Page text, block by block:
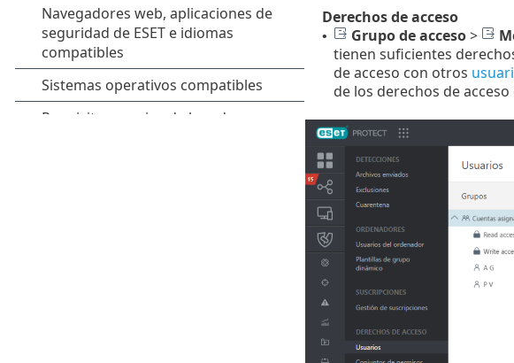
Derechos de acceso
• Grupo de acceso>
tienen suficientes
de acceso con otros
de los derechos de